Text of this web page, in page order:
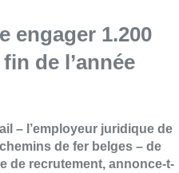
engager 1.200
de l’année
– l’employeur juridique de
de fer belges – de
de recrutement, annonce-t-